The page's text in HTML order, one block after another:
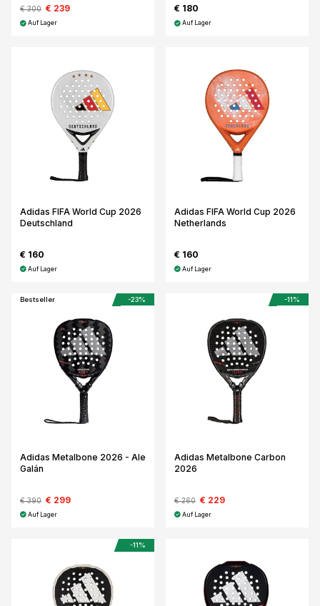
€ 300 € 239
Auf Lager
€ 180
Auf Lager
Adidas FIFA World Cup 2026
Deutschland
€ 160
Auf Lager
Adidas FIFA World Cup 2026
Netherlands
€ 160
Auf Lager
Bestseller -23%
Adidas Metalbone 2026 - Ale
Galán
€ 390 € 299
Auf Lager
-11%
Adidas Metalbone Carbon
2026
€ 260 € 229
Auf Lager
-11%